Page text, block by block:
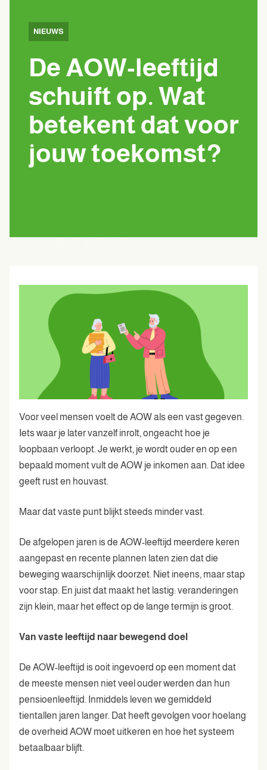
NIEUWS
De AOW-leeftijd
schuift op. Wat
betekent dat voor
jouw toekomst?
Voor veel mensen voelt de AOW als een vast gegeven.
Iets waar je later vanzelf inrolt, ongeacht hoe je
loopbaan verloopt. Je werkt, je wordt ouder en op een
bepaald moment vult de AOW je inkomen aan. Dat idee
geeft rust en houvast.
Maar dat vaste punt blijkt steeds minder vast.
De afgelopen jaren is de AOW-leeftijd meerdere keren
aangepast en recente plannen laten zien dat die
beweging waarschijnlijk doorzet. Niet ineens, maar stap
voor stap. En juist dat maakt het lastig: veranderingen
zijn klein, maar het effect op de lange termijn is groot.
Van vaste leeftijd naar bewegend doel
De AOW-leeftijd is ooit ingevoerd op een moment dat
de meeste mensen niet veel ouder werden dan hun
pensioenleeftijd. Inmiddels leven we gemiddeld
tientallen jaren langer. Dat heeft gevolgen voor hoelang
de overheid AOW moet uitkeren en hoe het systeem
betaalbaar blijft.